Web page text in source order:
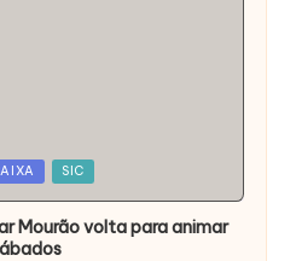
SIC
Mourão volta para animar